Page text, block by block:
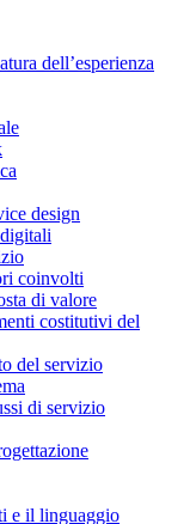
dell’esperienza
design
coinvolti
di valore
costitutivi del
del servizio
di servizio
e il linguaggio